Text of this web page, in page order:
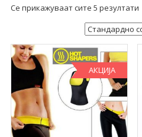
Се прикажуваат сите 5 резултати
АКЦИЈА